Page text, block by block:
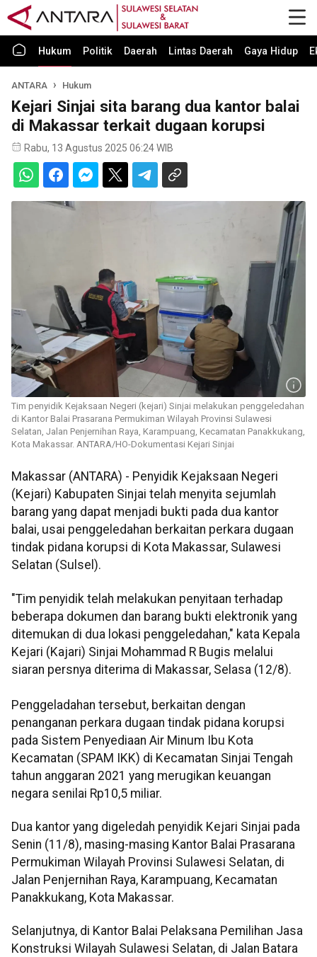
Hukum Politik Daerah Lintas Daerah Gaya Hidup
ANTARA Hukum
Kejari Sinjai sita barang dua kantor balai
di Makassar terkait dugaan korupsi
Rabu, 13 Agustus 2025 06:24 WIB
Tim penyidik Kejaksaan Negeri (kejari) Sinjai melakukan penggeledahan
di Kantor Balai Prasarana Permukiman Wilayah Provinsi Sulawesi
Selatan, Jalan Penjernihan Raya, Karampuang, Kecamatan Panakkukang,
Kota Makassar. ANTARA/HO-Dokumentasi Kejari Sinjai
Makassar (ANTARA) - Penyidik Kejaksaan Negeri
(Kejari) Kabupaten Sinjai telah menyita sejumlah
barang yang dapat menjadi bukti pada dua kantor
balai, usai penggeledahan berkaitan perkara dugaan
tindak pidana korupsi di Kota Makassar, Sulawesi
Selatan (Sulsel).
"Tim penyidik telah melakukan penyitaan terhadap
beberapa dokumen dan barang bukti elektronik yang
ditemukan di dua lokasi penggeledahan," kata Kepala
Kejari (Kajari) Sinjai Mohammad R Bugis melalui
siaran persnya diterima di Makassar, Selasa (12/8).
Penggeladahan tersebut, berkaitan dengan
penanganan perkara dugaan tindak pidana korupsi
pada Sistem Penyediaan Air Minum Ibu Kota
Kecamatan (SPAM IKK) di Kecamatan Sinjai Tengah
tahun anggaran 2021 yang merugikan keuangan
negara senilai Rp10,5 miliar.
Dua kantor yang digeledah penyidik Kejari Sinjai pada
Senin (11/8), masing-masing Kantor Balai Prasarana
Permukiman Wilayah Provinsi Sulawesi Selatan, di
Jalan Penjernihan Raya, Karampuang, Kecamatan
Panakkukang, Kota Makassar.
Selanjutnya, di Kantor Balai Pelaksana Pemilihan Jasa
Konstruksi Wilayah Sulawesi Selatan, di Jalan Batara